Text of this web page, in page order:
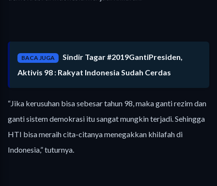
BACA JUGA
Sindir Tagar #2019GantiPresiden,
Aktivis 98 : Rakyat Indonesia Sudah Cerdas
“Jika kerusuhan bisa sebesar tahun 98, maka ganti rezim dan
ganti sistem demokrasi itu sangat mungkin terjadi. Sehingga
HTI bisa meraih cita-citanya menegakkan khilafah di
Indonesia,” tuturnya.